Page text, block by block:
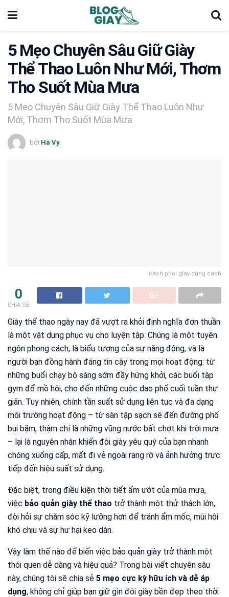
5 Mẹo Chuyên Sâu Giữ Giày
Thể Thao Luôn Như Mới, Thơm
Tho Suốt Mùa Mưa
5 Mẹo Chuyên Sâu Giữ Giày Thể Thao Luôn Như
Mới, Thơm Tho Suốt Mùa Mưa
bởi Hà Vy
cach phoi giay dung cach
0
CHIA SẺ
Giày thể thao ngày nay đã vượt ra khỏi định nghĩa đơn thuần
là một vật dụng phục vụ cho luyện tập. Chúng là một tuyên
ngôn phong cách, là biểu tượng của sự năng động, và là
người bạn đồng hành đáng tin cậy trong mọi hoạt động: từ
những buổi chạy bộ sáng sớm đầy hứng khởi, các buổi tập
gym đổ mồ hôi, cho đến những cuộc dạo phố cuối tuần thư
giãn. Tuy nhiên, chính tần suất sử dụng liên tục và đa dạng
môi trường hoạt động – từ sàn tập sạch sẽ đến đường phố
bụi bặm, thậm chí là những vũng nước bất chợt khi trời mưa
– lại là nguyên nhân khiến đôi giày yêu quý của bạn nhanh
chóng xuống cấp, mất đi vẻ ngoài rạng rỡ và ảnh hưởng trực
tiếp đến hiệu suất sử dụng.
Đặc biệt, trong điều kiện thời tiết ẩm ướt của mùa mưa,
việc bảo quản giày thể thao trở thành một thử thách lớn,
đòi hỏi sự chăm sóc kỹ lưỡng hơn để tránh ẩm mốc, mùi hôi
khó chịu và sự hư hại keo dán.
Vậy làm thế nào để biến việc bảo quản giày trở thành một
thói quen dễ dàng và hiệu quả? Trong bài viết chuyên sâu
này, chúng tôi sẽ chia sẻ 5 mẹo cực kỳ hữu ích và dễ áp
dụng, không chỉ giúp bạn giữ gìn đôi giày bền đẹp theo thời